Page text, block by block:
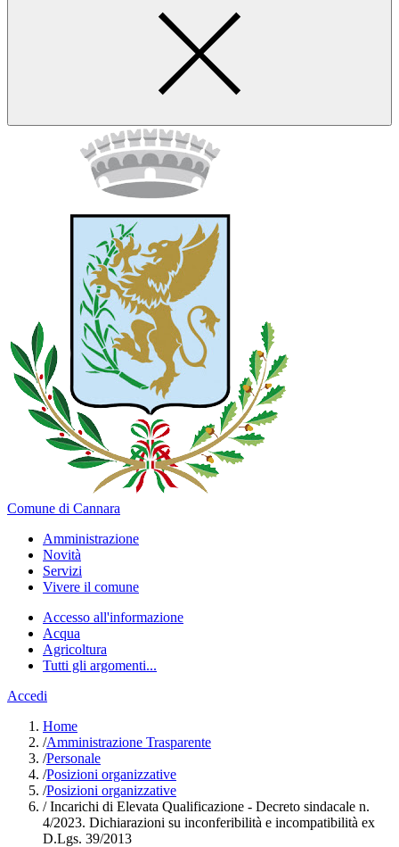
Comune di Cannara
Amministrazione
Novità
Servizi
Vivere il comune
Accesso all'informazione
Acqua
Agricoltura
Tutti gli argomenti...
Accedi
Home
/Amministrazione Trasparente
/Personale
/Posizioni organizzative
/Posizioni organizzative
/Incarichi di Elevata Qualificazione - Decreto sindacale n.
4/2023. Dichiarazioni su inconferibilità e incompatibilità ex
D.Lgs. 39/2013